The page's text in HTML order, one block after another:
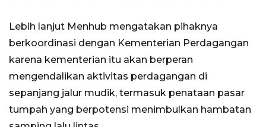
Lebih lanjut Menhub mengatakan pihaknya
berkoordinasi dengan Kementerian Perdagangan
karena kementerian itu akan berperan
mengendalikan aktivitas perdagangan di
sepanjang jalur mudik, termasuk penataan pasar
tumpah yang berpotensi menimbulkan hambatan